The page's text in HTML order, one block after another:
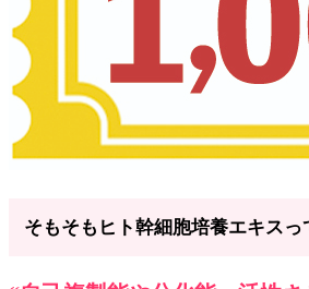
そもそもヒト幹細胞培養エキスっ